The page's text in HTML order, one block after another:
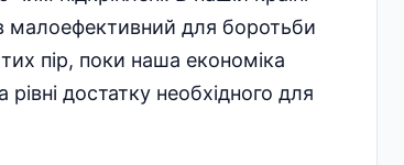
малоефективний для боротьби
пір, поки наша економіка
достатку необхідного для